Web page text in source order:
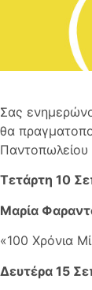
Σας
θα
Τετάρτη 10
Μαρία
«100 Χρόνια
Δευτέρα 15